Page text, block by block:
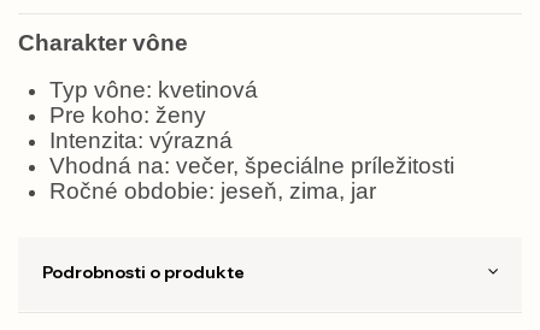
Charakter vône
Typ vône: kvetinová
Pre koho: ženy
Intenzita: výrazná
Vhodná na: večer, špeciálne príležitosti
Ročné obdobie: jeseň, zima, jar
Podrobnosti o produkte